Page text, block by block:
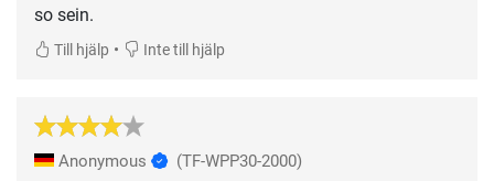
Till hjälp • Inte till hjälp
Anonymous (TF-WPP30-2000)